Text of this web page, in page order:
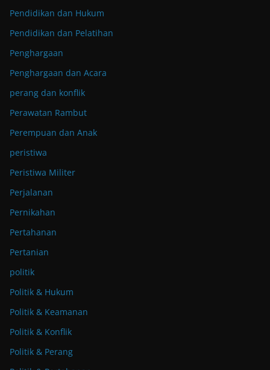
Pendidikan dan Hukum
Pendidikan dan Pelatihan
Penghargaan
Penghargaan dan Acara
perang dan konflik
Perawatan Rambut
Perempuan dan Anak
peristiwa
Peristiwa Militer
Perjalanan
Pernikahan
Pertahanan
Pertanian
politik
Politik & Hukum
Politik & Keamanan
Politik & Konflik
Politik & Perang